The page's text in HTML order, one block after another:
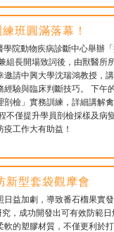
班圓滿落幕！
院動物疾病診斷中心舉辦
組長開場致詞後，由獸醫所
請中興大學沈瑞鴻教授，
驗與臨床判斷技巧。 下午
檢」實務訓練，詳細講解
不僅提升學員剖檢採樣及病
工作大有助益！
新型套袋觀摩會
益加劇，導致番石榴果實
，成功開發出可有效防範
的塑膠材質，不僅更利於